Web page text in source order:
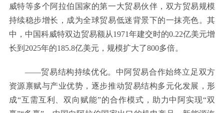
威特等多个阿拉伯国家的第一大贸易伙伴，双方贸易规模
持续稳步增长，成为全球贸易低迷背景下的一抹亮色。其
中，中国科威特双边贸易额从1971年建交时的0.22亿美元增
长到2025年的185.8亿美元，规模扩大了800多倍。
——贸易结构持续优化。中阿贸易合作始终立足双方
资源禀赋与产业优势，逐步推动贸易结构多元化发展，形
成“互需互利、双向赋能”的合作模式，助力中阿实现“双